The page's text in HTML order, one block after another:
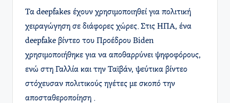
Τα deepfakes έχουν χρησιμοποιηθεί για πολιτική
χειραγώγηση σε διάφορες χώρες. Στις ΗΠΑ, ένα
deepfake βίντεο του Προέδρου Biden
χρησιμοποιήθηκε για να αποθαρρύνει ψηφοφόρους,
ενώ στη Γαλλία και την Ταϊβάν, ψεύτικα βίντεο
στόχευσαν πολιτικούς ηγέτες με σκοπό την
αποσταθεροποίηση .